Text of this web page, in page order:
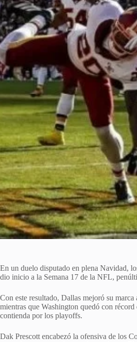
En un duelo disputado en plena Navidad,
dio inicio a la Semana 17 de la NFL,
Con este resultado, Dallas mejoró su
mientras que Washington quedó con
contienda por los playoffs.
Dak Prescott encabezó la ofensiva de los